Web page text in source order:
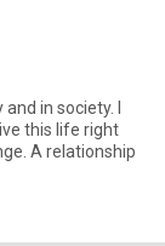
in society. I
this life right
A relationship